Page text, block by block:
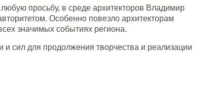
просьбу, в среде архитекторов Владимир
Особенно повезло архитекторам
значимых событиях региона.
сил для продолжения творчества и реализации